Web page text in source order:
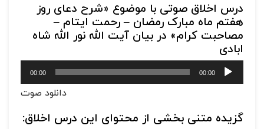
درس اخلاق صوتی با موضوع «شرح دعای روز
هفتم ماه مبارک رمضان – رحمت ایتام –
مصاحبت کرام» در بیان آیت الله نور الله شاه
ابادی
پخش‌کننده
صوت
00:00
00:00
دانلود صوت
گزیده متنی بخشی از محتوای این درس اخلاق: